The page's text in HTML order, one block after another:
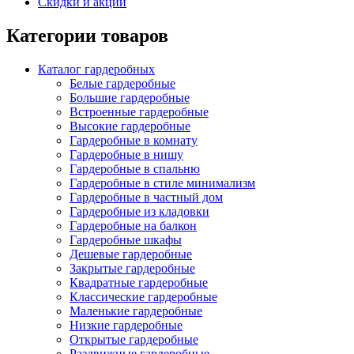
Категории товаров
Каталог гардеробных
Белые гардеробные
Большие гардеробные
Встроенные гардеробные
Высокие гардеробные
Гардеробные в комнату
Гардеробные в нишу
Гардеробные в спальню
Гардеробные в стиле минимализм
Гардеробные в частный дом
Гардеробные из кладовки
Гардеробные на балкон
Гардеробные шкафы
Дешевые гардеробные
Закрытые гардеробные
Квадратные гардеробные
Классические гардеробные
Маленькие гардеробные
Низкие гардеробные
Открытые гардеробные